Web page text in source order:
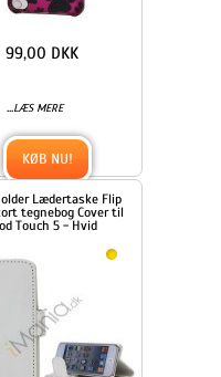
...LÆS MERE
99,00 DKK
KØB NU!
Lædertaske Flip
tegnebog Cover til
Touch 5 - Hvid